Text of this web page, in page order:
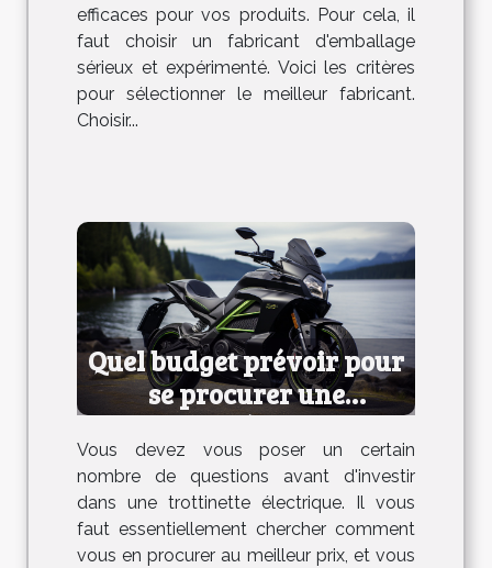
efficaces pour vos produits. Pour cela, il
faut choisir un fabricant d'emballage
sérieux et expérimenté. Voici les critères
pour sélectionner le meilleur fabricant.
Choisir...
Quel budget prévoir pour
se procurer une
trottinette électrique ?
Vous devez vous poser un certain
nombre de questions avant d'investir
dans une trottinette électrique. Il vous
faut essentiellement chercher comment
vous en procurer au meilleur prix, et vous